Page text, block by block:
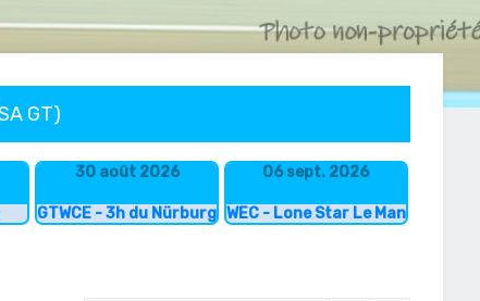
GT)
30 août 2026
GTWCE - 3h du Nürburgring
06 sept. 2026
WEC - Lone Star Le Mans